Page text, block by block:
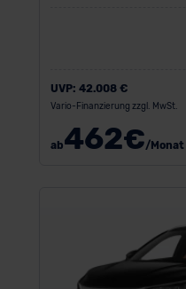
UVP: 42.008 €
Vario-Finanzierung zzgl. MwSt.
ab462€/Monat